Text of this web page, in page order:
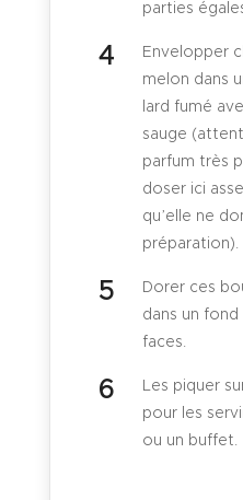
parties
Envelopper
melon dans
lard fumé
sauge
parfum très
doser ici
qu’elle ne
préparation).
Dorer ces
dans un fond
faces.
Les piquer
pour les
ou un buffet.